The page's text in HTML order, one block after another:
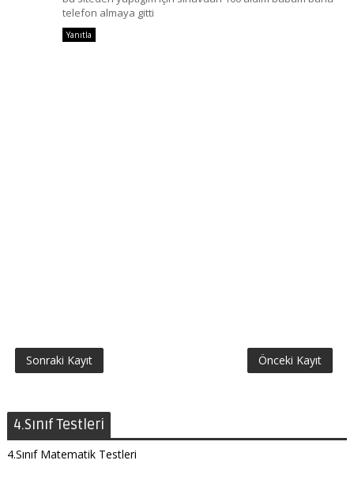
telefon almaya gitti
Yanıtla
Sonraki Kayıt Önceki Kayıt
4.Sınıf Testleri
4.Sınıf Matematik Testleri